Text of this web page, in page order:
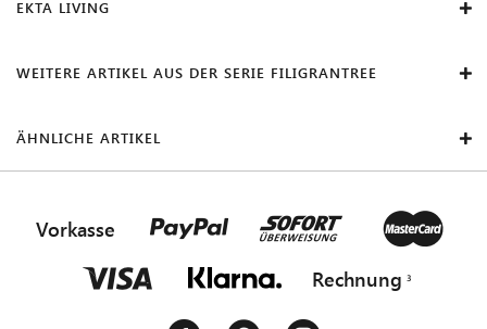
EKTA LIVING
WEITERE ARTIKEL AUS DER SERIE FILIGRANTREE
ÄHNLICHE ARTIKEL
Vorkasse
Rechnung